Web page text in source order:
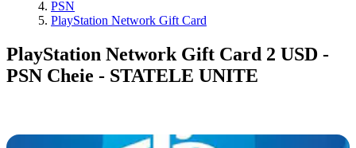
PSN
PlayStation Network Gift Card
PlayStation Network Gift Card 2 USD -
PSN Cheie - STATELE UNITE